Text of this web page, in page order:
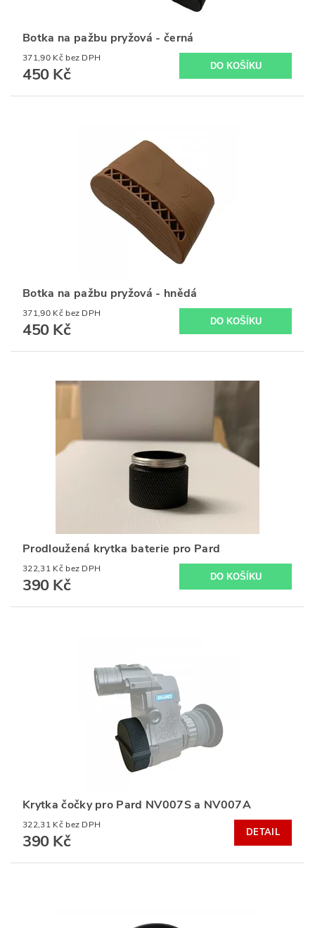
Botka na pažbu pryžová - černá
371,90 Kč bez DPH
450 Kč
Botka na pažbu pryžová - hnědá
371,90 Kč bez DPH
450 Kč
Prodloužená krytka baterie pro Pard
322,31 Kč bez DPH
390 Kč
Krytka čočky pro Pard NV007S a NV007A
322,31 Kč bez DPH
390 Kč DETAIL